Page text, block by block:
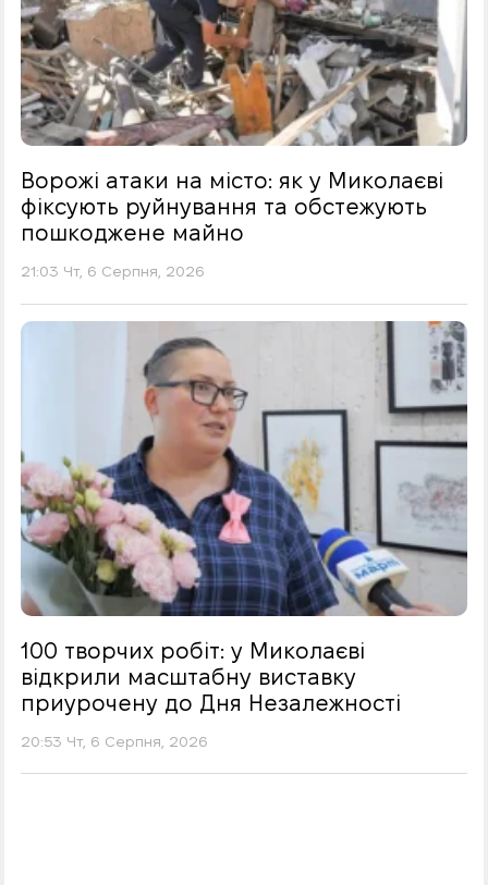
Ворожі атаки на місто: як у Миколаєві
фіксують руйнування та обстежують
пошкоджене майно
21:03 Чт, 6 Серпня, 2026
100 творчих робіт: у Миколаєві
відкрили масштабну виставку
приурочену до Дня Незалежності
20:53 Чт, 6 Серпня, 2026